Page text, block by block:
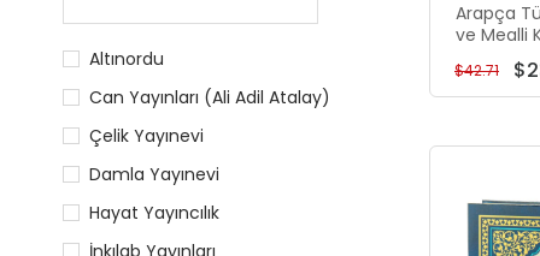
İhvan
ihvanonline
İsmail Pelit
Altınordu
Can Yayınları (Ali Adil Atalay)
Çelik Yayınevi
Damla Yayınevi
Hayat Yayıncılık
İnkılab Yayınları
Arapça
ve Mealli
Üçlü
Yeşil
Yayınları
$42.71